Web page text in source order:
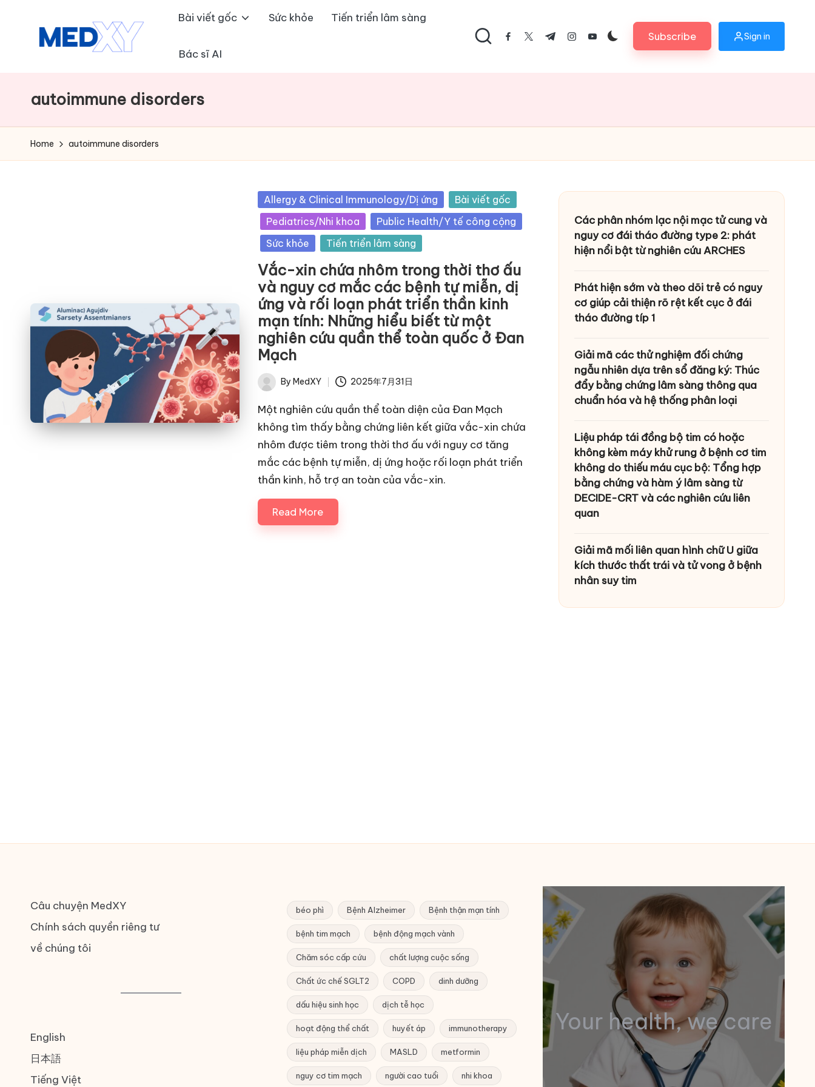
e
d
x
Bài viết gốc Sức khỏe Tiến triển lâm sàng
Bác sĩ AI
facebook.com
twitter.com
t.me instagram.com
youtube.comSubscribe Sign in
autoimmune disorders
Home autoimmune disorders
Posted
in
Allergy & Clinical Immunology/Dị ứng
Bài viết gốc
Pediatrics/Nhi khoa
Public Health/Y tế công cộng
Sức khỏe
Tiến triển lâm sàng
Vắc-xin chứa nhôm trong thời thơ ấu
và nguy cơ mắc các bệnh tự miễn, dị
ứng và rối loạn phát triển thần kinh
mạn tính: Những hiểu biết từ một
nghiên cứu quần thể toàn quốc ở Đan
Mạch
Posted
by
By MedXY 2025年7月31日
Một nghiên cứu quần thể toàn diện của Đan Mạch
không tìm thấy bằng chứng liên kết giữa vắc-xin chứa
nhôm được tiêm trong thời thơ ấu với nguy cơ tăng
mắc các bệnh tự miễn, dị ứng hoặc rối loạn phát triển
thần kinh, hỗ trợ an toàn của vắc-xin.
Read More
Các phân nhóm lạc nội mạc tử cung và
nguy cơ đái tháo đường type 2: phát
hiện nổi bật từ nghiên cứu ARCHES
Phát hiện sớm và theo dõi trẻ có nguy
cơ giúp cải thiện rõ rệt kết cục ở đái
tháo đường típ 1
Giải mã các thử nghiệm đối chứng
ngẫu nhiên dựa trên sổ đăng ký: Thúc
đẩy bằng chứng lâm sàng thông qua
chuẩn hóa và hệ thống phân loại
Liệu pháp tái đồng bộ tim có hoặc
không kèm máy khử rung ở bệnh cơ tim
không do thiếu máu cục bộ: Tổng hợp
bằng chứng và hàm ý lâm sàng từ
DECIDE-CRT và các nghiên cứu liên
quan
Giải mã mối liên quan hình chữ U giữa
kích thước thất trái và tử vong ở bệnh
nhân suy tim
Câu chuyện MedXY
Chính sách quyền riêng tư
về chúng tôi
English
日本語
Tiếng Việt
béo phì Bệnh Alzheimer Bệnh thận mạn tính
bệnh tim mạch bệnh động mạch vành
Chăm sóc cấp cứu chất lượng cuộc sống
Chất ức chế SGLT2 COPD dinh dưỡng
dấu hiệu sinh học dịch tễ học
hoạt động thể chất huyết áp immunotherapy
liệu pháp miễn dịch MASLD metformin
nguy cơ tim mạch người cao tuổi nhi khoa
Your health, we care